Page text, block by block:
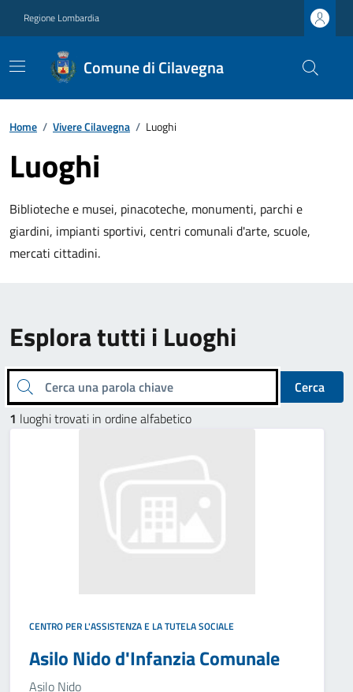
Regione Lombardia
Comune di Cilavegna
Home / Vivere Cilavegna / Luoghi
Luoghi
Biblioteche e musei, pinacoteche, monumenti, parchi e
giardini, impianti sportivi, centri comunali d'arte, scuole,
mercati cittadini.
Esplora tutti i Luoghi
Cerca una parola chiave
Cerca
1 luoghi trovati in ordine alfabetico
CENTRO PER L'ASSISTENZA E LA TUTELA SOCIALE
Asilo Nido d'Infanzia Comunale
Asilo Nido